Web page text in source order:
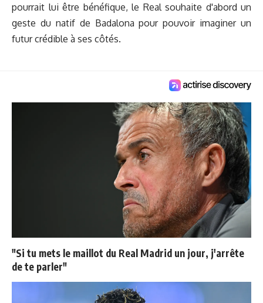
pourrait lui être bénéfique, le Real souhaite d'abord un
geste du natif de Badalona pour pouvoir imaginer un
futur crédible à ses côtés.
"Si tu mets le maillot du Real Madrid un jour, j'arrête
de te parler"